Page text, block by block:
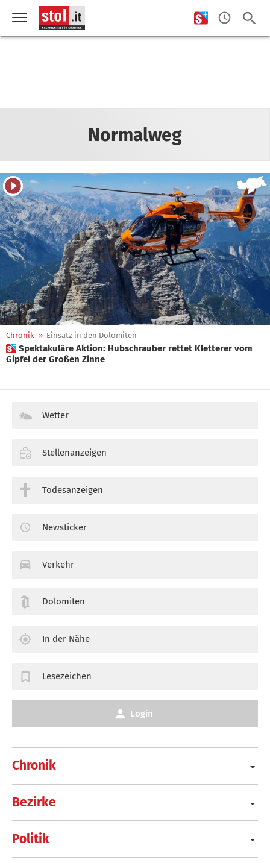
Normalweg
Chronik » Einsatz in den Dolomiten
 Spektakuläre Aktion: Hubschrauber rettet Kletterer vom
Gipfel der Großen Zinne
Chronik
Bezirke
Politik
Wetter
Stellenanzeigen
Todesanzeigen
Newsticker
Verkehr
Dolomiten
In der Nähe
Lesezeichen
Login